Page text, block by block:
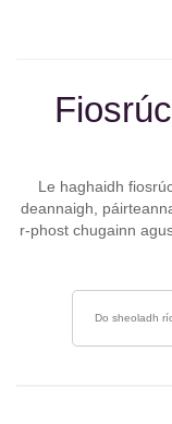
Le haghaidh
deannaigh,
r-phost chugainn